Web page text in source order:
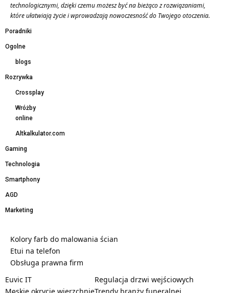
technologicznymi, dzięki czemu możesz być na bieżąco z rozwiązaniami,
które ułatwiają życie i wprowadzają nowoczesność do Twojego otoczenia.
Poradniki
Ogolne
blogs
Rozrywka
Crossplay
Wróżby
online
Altkalkulator.com
Gaming
Technologia
Smartphony
AGD
Marketing
Kolory farb do malowania ścian
Etui na telefon
Obsługa prawna firm
Euvic IT
Męskie okrycie wierzchnie
Regulacja drzwi wejściowych
Trendy branży funeralnej